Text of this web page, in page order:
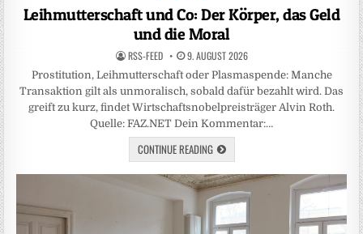
in
Leihmutterschaft und Co: Der Körper, das Geld
und die Moral
RSS-FEED 9. AUGUST 2026
Prostitution, Leihmutterschaft oder Plasmaspende: Manche
Transaktion gilt als unmoralisch, sobald dafür bezahlt wird. Das
greift zu kurz, findet Wirtschaftsnobelpreisträger Alvin Roth.
Quelle: FAZ.NET Dein Kommentar:…
CONTINUE READING